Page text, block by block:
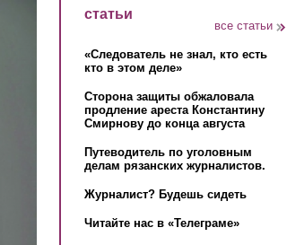
статьи
все статьи
«Следователь не знал, кто есть
кто в этом деле»
Сторона защиты обжаловала
продление ареста Константину
Смирнову до конца августа
Путеводитель по уголовным
делам рязанских журналистов.
Журналист? Будешь сидеть
Читайте нас в «Телеграме»